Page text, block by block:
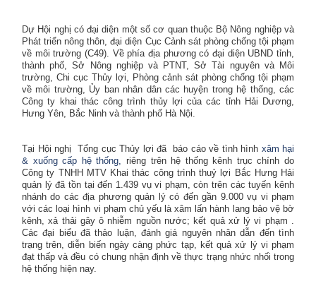
Dự Hội nghị có đại diện một số cơ quan thuộc Bộ Nông nghiệp và
Phát triển nông thôn, đại diện Cục Cảnh sát phòng chống tội phạm
về môi trường (C49). Về phía địa phương có đại diện UBND tỉnh,
thành phố, Sở Nông nghiệp và PTNT, Sở Tài nguyên và Môi
trường, Chi cục Thủy lợi, Phòng cảnh sát phòng chống tội phạm
về môi trường, Ủy ban nhân dân các huyện trong hệ thống, các
Công ty khai thác công trình thủy lợi của các tỉnh Hải Dương,
Hưng Yên, Bắc Ninh và thành phố Hà Nội.
Tại Hội nghị Tổng cục Thủy lợi đã báo cáo về tình hình xâm hại
& xuống cấp hệ thống, riêng trên hệ thống kênh trục chính do
Công ty TNHH MTV Khai thác công trình thuỷ lợi Bắc Hưng Hải
quản lý đã tồn tại đến 1.439 vụ vi phạm, còn trên các tuyến kênh
nhánh do các địa phương quản lý có đến gần 9.000 vụ vi phạm
với các loại hình vi phạm chủ yếu là xâm lấn hành lang bảo vệ bờ
kênh, xả thải gây ô nhiễm nguồn nước; kết quả xử lý vi phạm .
Các đại biểu đã thảo luận, đánh giá nguyên nhân dẫn đến tình
trạng trên, diễn biến ngày càng phức tạp, kết quả xử lý vi phạm
đạt thấp và đều có chung nhận định về thực trạng nhức nhối trong
hệ thống hiện nay.